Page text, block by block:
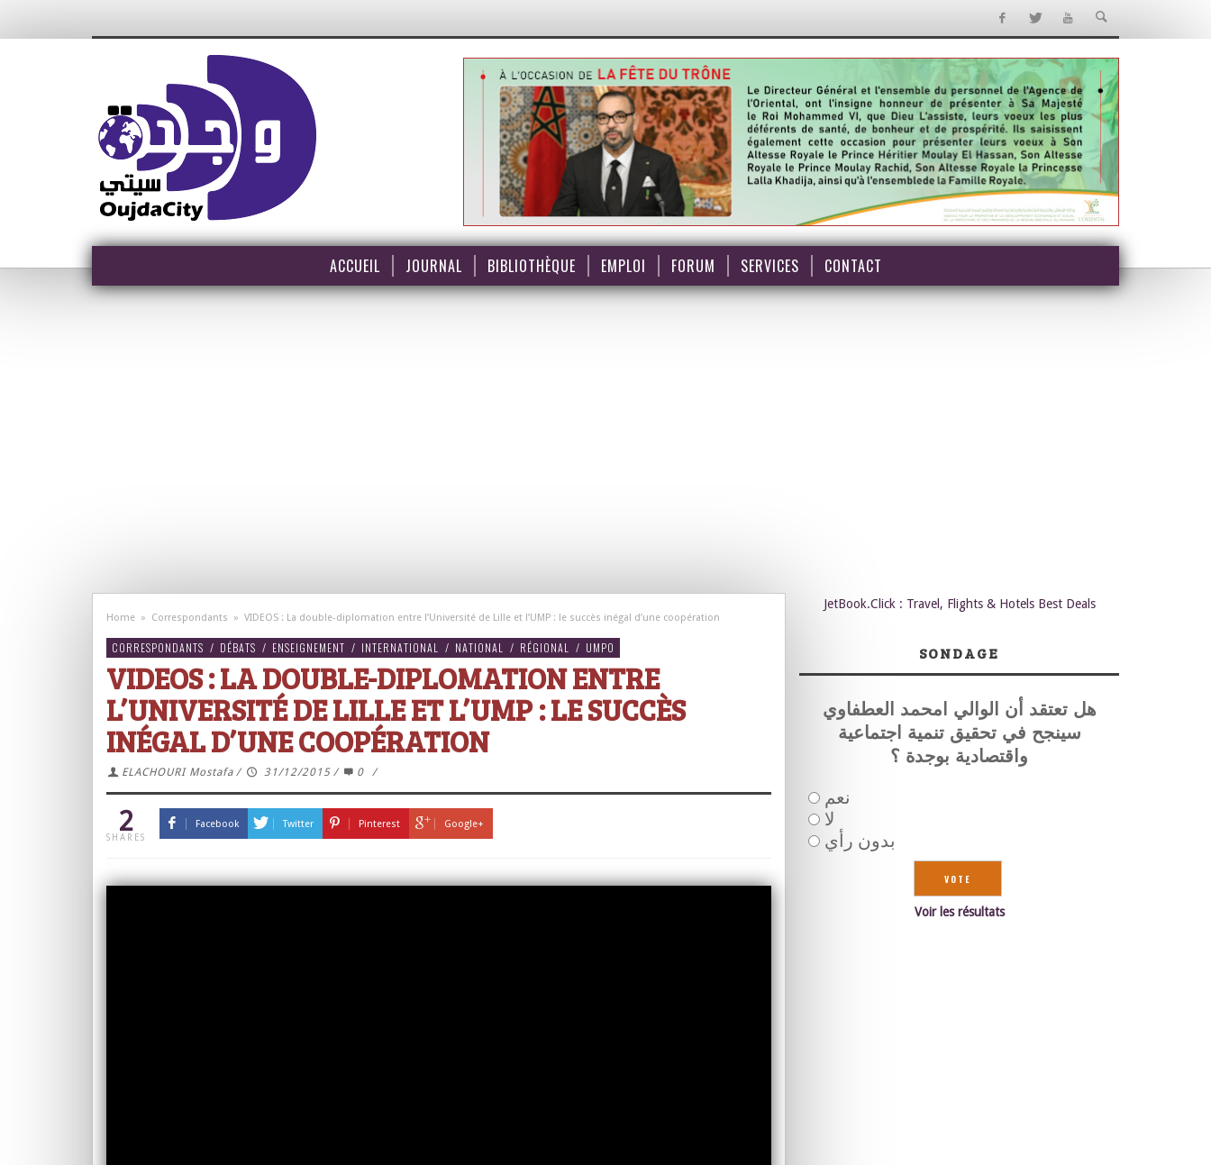
ACCUEIL JOURNAL BIBLIOTHÈQUE EMPLOI FORUM SERVICES CONTACT
Home » Correspondants » VIDEOS : La double-diplomation entre l’Université de Lille et l’UMP : le succès inégal d’une coopération
CORRESPONDANTS / DÉBATS / ENSEIGNEMENT / INTERNATIONAL / NATIONAL / RÉGIONAL / UMPO
VIDEOS : LA DOUBLE-DIPLOMATION ENTRE
L’UNIVERSITÉ DE LILLE ET L’UMP : LE SUCCÈS
INÉGAL D’UNE COOPÉRATION
ELACHOURI Mostafa / 31/12/2015 / 0 /
2
SHARES
Facebook Twitter Pinterest Google+
JetBook.Click : Travel, Flights & Hotels Best Deals
SONDAGE
هل تعتقد أن الوالي امحمد العطفاوي
سينجح في تحقيق تنمية اجتماعية
واقتصادية بوجدة ؟
نعم
لا
بدون رأي
Voir les résultats